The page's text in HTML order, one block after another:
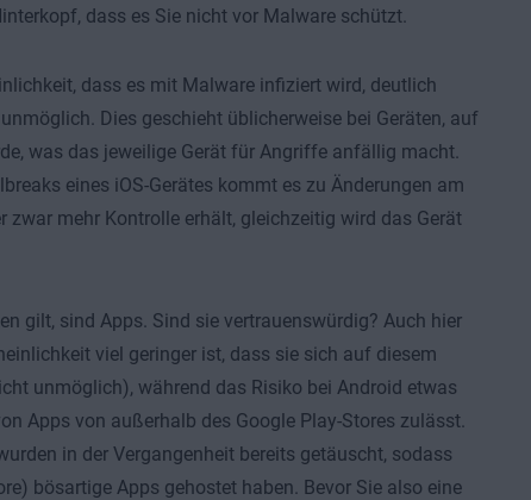
dass es Sie nicht vor Malware schützt.
dass es mit Malware infiziert wird, deutlich
Dies geschieht üblicherweise bei Geräten, auf
was das jeweilige Gerät für Angriffe anfällig macht.
eines iOS-Gerätes kommt es zu Änderungen am
zwar mehr Kontrolle erhält, gleichzeitig wird das Gerät
gilt, sind Apps. Sind sie vertrauenswürdig? Auch hier
viel geringer ist, dass sie sich auf diesem
unmöglich), während das Risiko bei Android etwas
Apps von außerhalb des Google Play-Stores zulässt.
in der Vergangenheit bereits getäuscht, sodass
bösartige Apps gehostet haben. Bevor Sie also eine